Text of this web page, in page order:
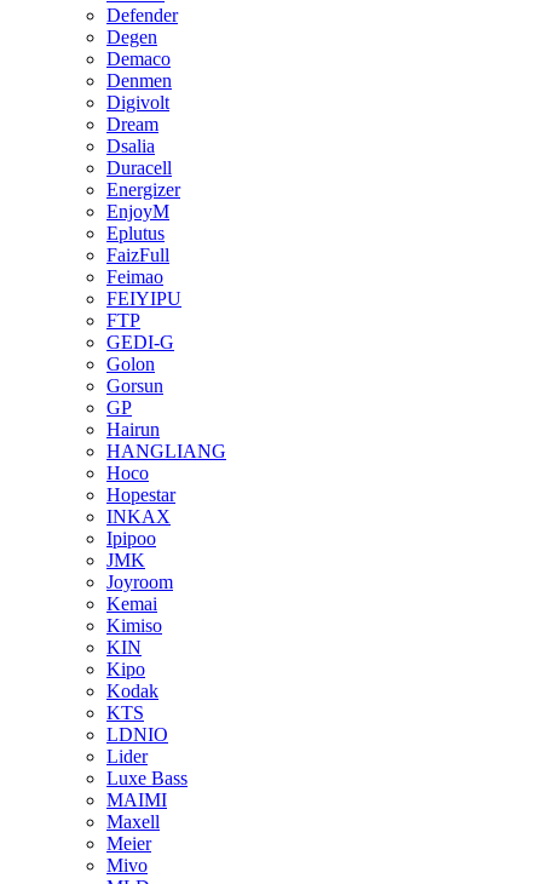
Defender
Degen
Demaco
Denmen
Digivolt
Dream
Dsalia
Duracell
Energizer
EnjoyM
Eplutus
FaizFull
Feimao
FEIYIPU
FTP
GEDI-G
Golon
Gorsun
GP
Hairun
HANGLIANG
Hoco
Hopestar
INKAX
Ipipoo
JMK
Joyroom
Kemai
Kimiso
KIN
Kipo
Kodak
KTS
LDNIO
Lider
Luxe Bass
MAIMI
Maxell
Meier
Mivo